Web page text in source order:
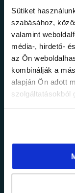
Sütiket
szabásához,
valamint
média-, hirdető-
az Ön
kombinálják a
alapján Ön adott
szolgáltatásokból
Ne
Értesülj
legfrissebb